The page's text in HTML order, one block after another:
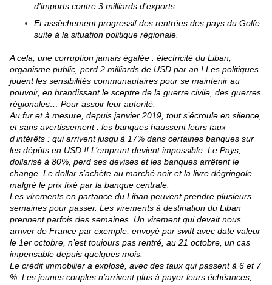
d’imports contre 3 milliards d’exports
Et assèchement progressif des rentrées des pays du Golfe
suite à la situation politique régionale.
A cela, une corruption jamais égalée : électricité du Liban,
organisme public, perd 2 milliards de USD par an ! Les politiques
jouent les sensibilités communautaires pour se maintenir au
pouvoir, en brandissant le sceptre de la guerre civile, des guerres
régionales… Pour assoir leur autorité.
Au fur et à mesure, depuis janvier 2019, tout s’écroule en silence,
et sans avertissement : les banques haussent leurs taux
d’intérêts : qui arrivent jusqu’à 17% dans certaines banques sur
les dépôts en USD !! L’emprunt devient impossible. Le Pays,
dollarisé à 80%, perd ses devises et les banques arrêtent le
change. Le dollar s’achète au marché noir et la livre dégringole,
malgré le prix fixé par la banque centrale.
Les virements en partance du Liban peuvent prendre plusieurs
semaines pour passer. Les virements à destination du Liban
prennent parfois des semaines. Un virement qui devait nous
arriver de France par exemple, envoyé par swift avec date valeur
le 1er octobre, n’est toujours pas rentré, au 21 octobre, un cas
impensable depuis quelques mois.
Le crédit immobilier a explosé, avec des taux qui passent à 6 et 7
%. Les jeunes couples n’arrivent plus à payer leurs échéances,